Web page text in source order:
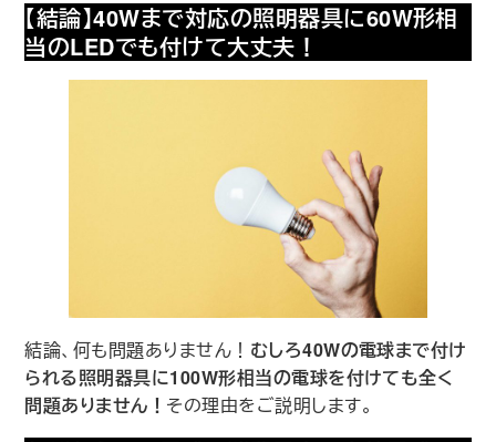
【結論】40Wまで対応の照明器具に60W形相
当のLEDでも付けて大丈夫！
結論、何も問題ありません！ むしろ40Wの電球まで付け
られる照明器具に100W形相当の電球を付けても全く
問題ありません！ その理由をご説明します。